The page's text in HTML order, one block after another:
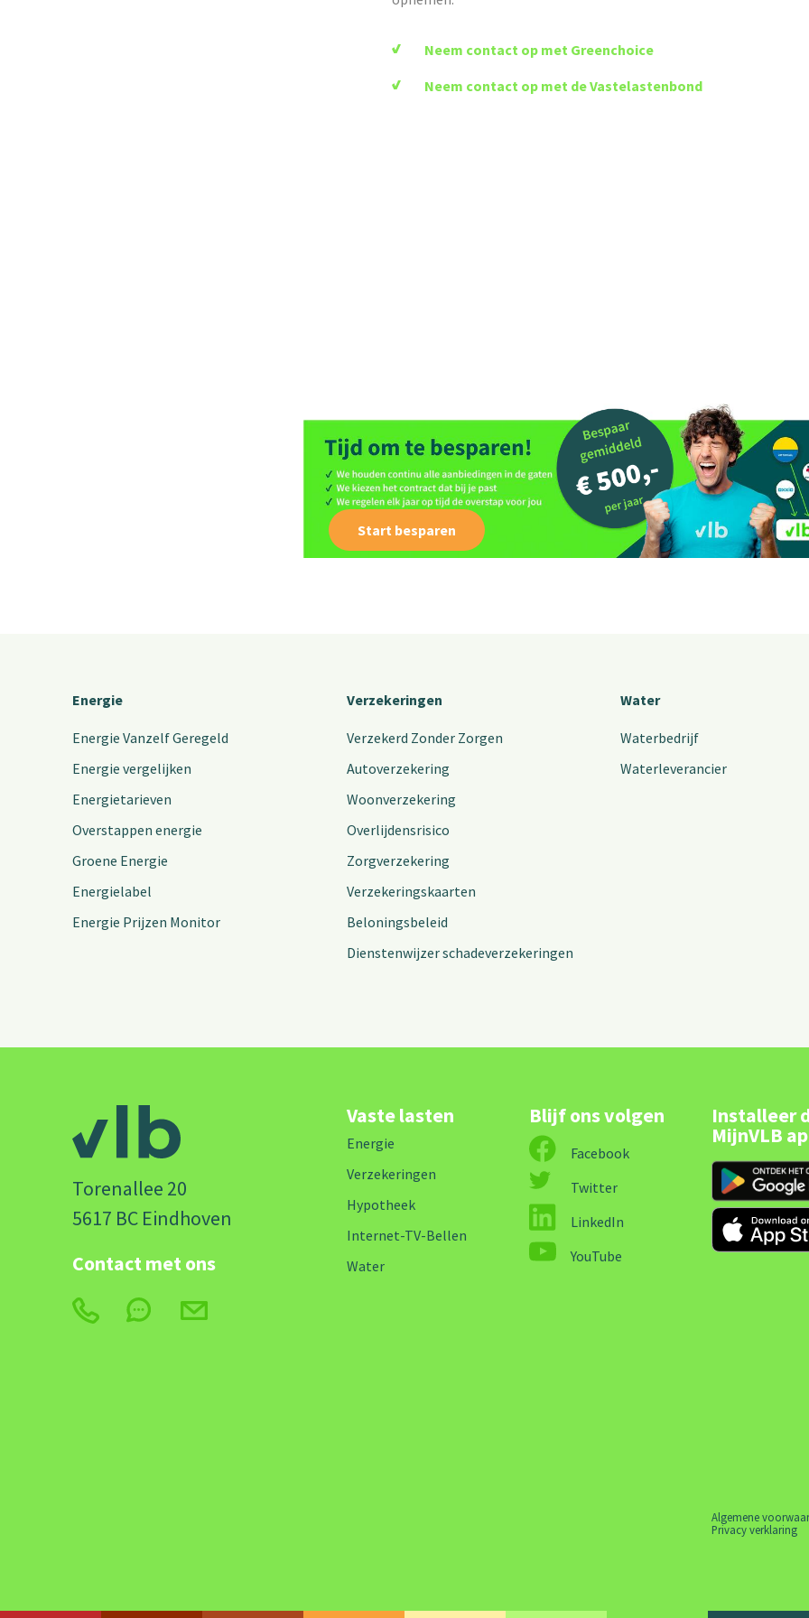
Neem contact op met Greenchoice
Neem contact op met de Vastelastenbond
Start besparen
Energie
Energie Vanzelf Geregeld
Energie vergelijken
Energietarieven
Overstappen energie
Groene Energie
Energielabel
Energie Prijzen Monitor
Verzekeringen
Verzekerd Zonder Zorgen
Autoverzekering
Woonverzekering
Overlijdensrisico
Zorgverzekering
Verzekeringskaarten
Beloningsbeleid
Dienstenwijzer schadeverzekeringen
Water
Waterbedrijf
Waterleverancier
Torenallee 20
5617 BC Eindhoven
Contact met ons
Vaste lasten
Energie
Verzekeringen
Hypotheek
Internet-TV-Bellen
Water
Blijf ons volgen
Facebook
Twitter
LinkedIn
YouTube
Installeer
MijnVLB
Algemene
Privacy verklaring